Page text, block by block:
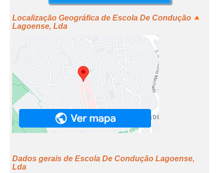
Localização Geográfica de Escola De Condução
Lagoense, Lda
Dados gerais de Escola De Condução Lagoense,
Lda